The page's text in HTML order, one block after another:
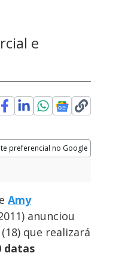
e
preferencial no Google
Amy
anunciou
que realizará
datas